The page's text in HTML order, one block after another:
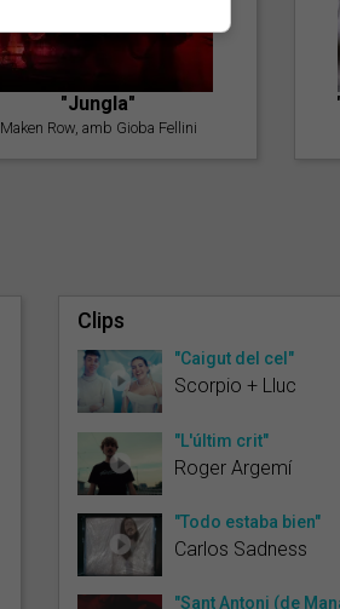
"Jungla"
Maken Row, amb Gioba Fellini
Clips
"Caigut del cel"
Scorpio + Lluc
"L'últim crit"
Roger Argemí
"Todo estaba bien"
Carlos Sadness
"Sant Antoni (de